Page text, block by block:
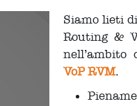
Siamo lieti
Routing &
nell’ambito
VoP RVM.